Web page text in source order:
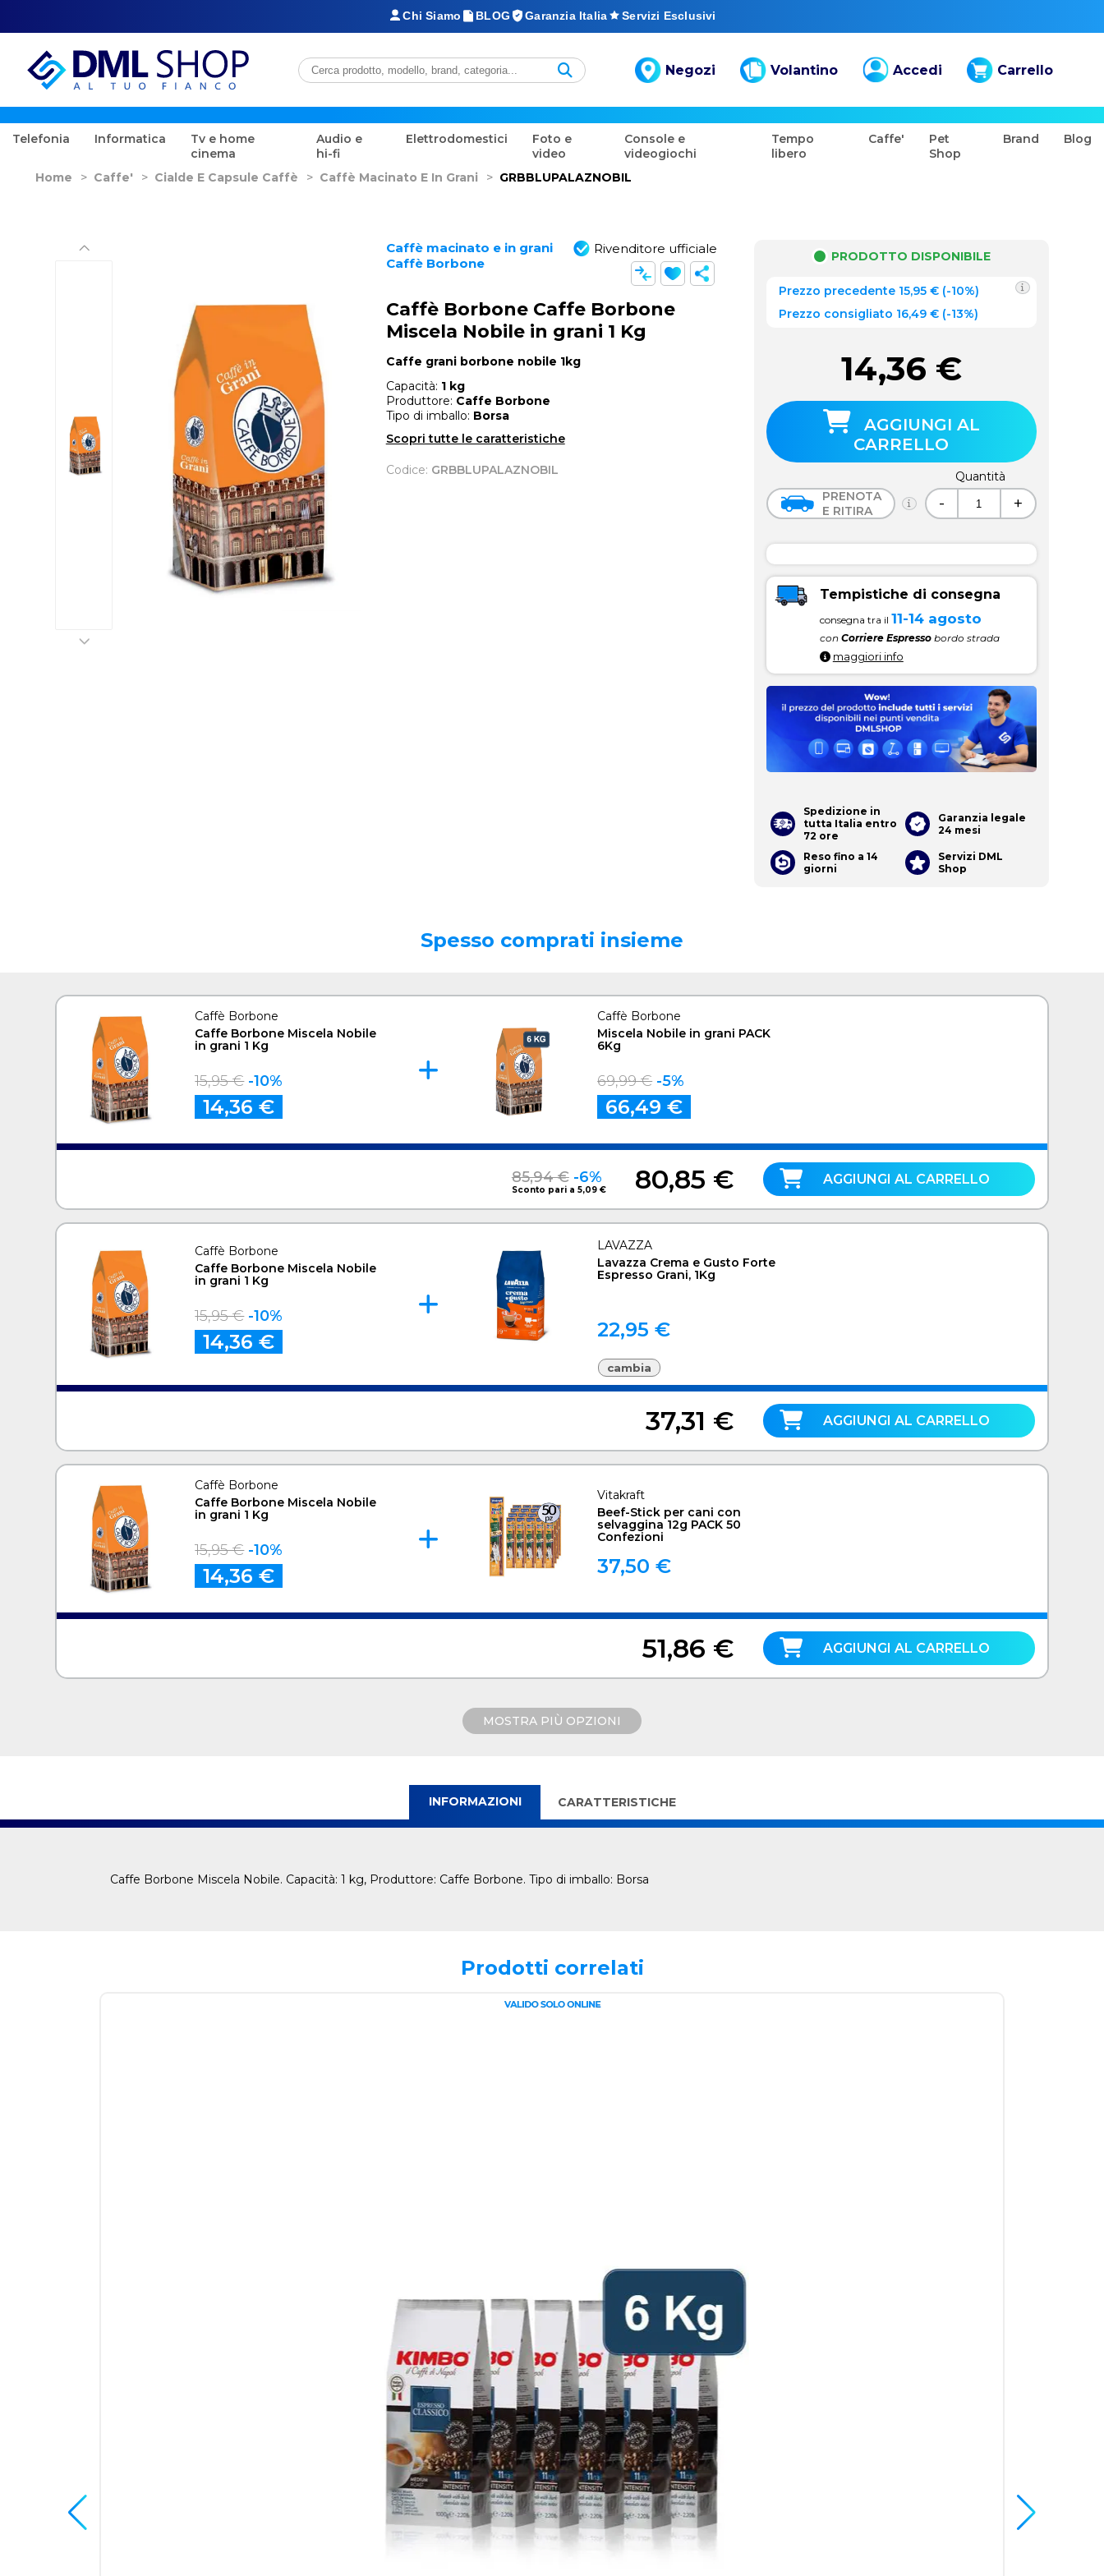
Chi Siamo BLOG Garanzia Italia Servizi Esclusivi
Negozi Volantino Accedi Carrello
Telefonia Informatica
Tv e home
cinema
Audio e
hi-fi
Elettrodomestici
Foto e
video
Console e
videogiochi
Tempo
libero
Caffe'
Pet
Shop
Brand Blog
Home > Caffe' > Cialde E Capsule Caffè > Caffè Macinato E In Grani > GRBBLUPALAZNOBIL
Caffè macinato e in grani
Caffè Borbone
Rivenditore ufficiale
Caffè Borbone Caffe Borbone
Miscela Nobile in grani 1 Kg
Caffe grani borbone nobile 1kg
Capacità: 1 kg
Produttore: Caffe Borbone
Tipo di imballo: Borsa
Scopri tutte le caratteristiche
Codice: GRBBLUPALAZNOBIL
PRODOTTO DISPONIBILE
Prezzo precedente 15,95 € (-10%)
Prezzo consigliato 16,49 € (-13%)
14,36 €
AGGIUNGI AL
CARRELLO
PRENOTA
E RITIRA
Quantità
- +
Tempistiche di consegna
consegna tra il 11-14 agosto
con Corriere Espressobordo strada
maggiori info
Spedizione in
tutta Italia entro
72 ore
Garanzia legale
24 mesi
Reso fino a 14
giorni
Servizi DML
Shop
Spesso comprati insieme
Caffè Borbone
Caffe Borbone Miscela Nobile
in grani 1 Kg
15,95 € -10%
14,36 €
Caffè Borbone
Miscela Nobile in grani PACK
6Kg
69,99 € -5%
66,49 €
85,94 € -6%
Sconto pari a 5,09 € 80,85 € AGGIUNGI AL CARRELLO
Caffè Borbone
Caffe Borbone Miscela Nobile
in grani 1 Kg
15,95 € -10%
14,36 €
LAVAZZA
Lavazza Crema e Gusto Forte
Espresso Grani, 1Kg
22,95 €
cambia
37,31 € AGGIUNGI AL CARRELLO
Caffè Borbone
Caffe Borbone Miscela Nobile
in grani 1 Kg
15,95 € -10%
14,36 €
Vitakraft
Beef-Stick per cani con
selvaggina 12g PACK 50
Confezioni
37,50 €
51,86 € AGGIUNGI AL CARRELLO
MOSTRA PIÙ OPZIONI
INFORMAZIONI CARATTERISTICHE
Caffe Borbone Miscela Nobile. Capacità: 1 kg, Produttore: Caffe Borbone. Tipo di imballo: Borsa
Prodotti correlati